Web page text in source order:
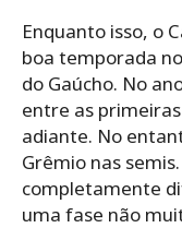
Enquanto isso, o
boa temporada
do Gaúcho. No
entre as
adiante. No
Grêmio nas
completamente
uma fase não